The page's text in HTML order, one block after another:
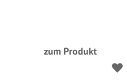
zum Produkt